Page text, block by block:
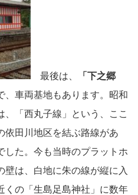
最後は、
「下之郷
、車両基地もあります。昭和
、「西丸子線」という、ここ
依田川地区を結ぶ路線があ
した。今も当時のプラットホ
壁は、白地に朱の線が縦に入
くの「生島足島神社」に数年